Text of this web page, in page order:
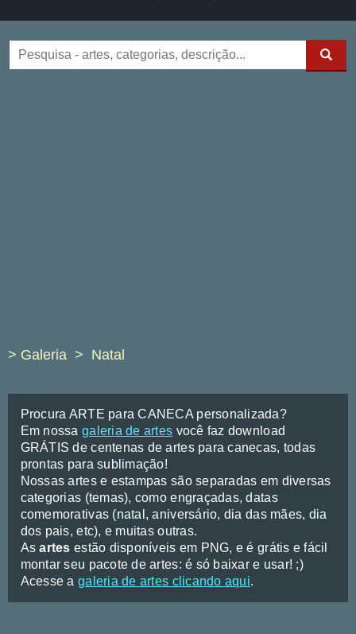
> Galeria Natal
Procura ARTE para CANECA personalizada?
Em nossa galeria de artes você faz download
GRÁTIS de centenas de artes para canecas, todas
prontas para sublimação!
Nossas artes e estampas são separadas em diversas
categorias (temas), como engraçadas, datas
comemorativas (natal, aniversário, dia das mães, dia
dos pais, etc), e muitas outras.
Asartes estão disponíveis em PNG, e é grátis e fácil
montar seu pacote de artes: é só baixar e usar! ;)
Acesse a galeria de artes clicando aqui.